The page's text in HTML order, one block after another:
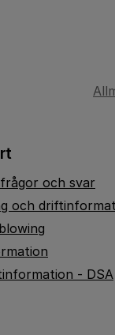
och svar
och
- DSA